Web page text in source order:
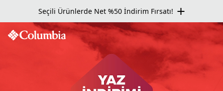
Seçili Ürünlerde Net %50 İndirim Fırsatı!